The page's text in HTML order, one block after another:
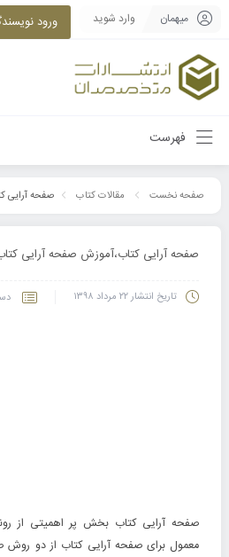
میهمان وارد شوید ورود
فهرست
صفحه نخست مقالات کتاب صفحه آرایی
صفحه آرایی کتاب،آموزش صفحه آرایی
تاریخ انتشار۲۲ مرداد ۱۳۹۸
صفحه آرایی کتاب بخش پر اهمیتی از
معمول برای صفحه آرایی کتاب از دو روش